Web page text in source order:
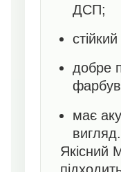
ДСП;
добре
має
вигляд.
Якісний